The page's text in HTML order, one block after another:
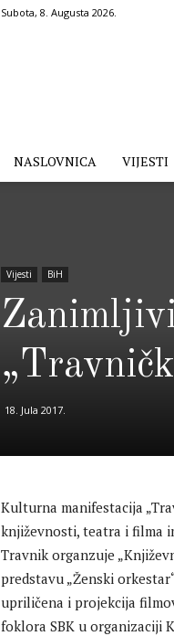
Subota, 8. Augusta 2026.
NASLOVNICA VIJESTI
Vijesti BiH
18. Jula 2017.
Kulturna manifestacija
književnosti, teatra i filma
Travnik organzuje
predstavu „Ženski
upriličena i projekcija
foklora SBK u organizaciji